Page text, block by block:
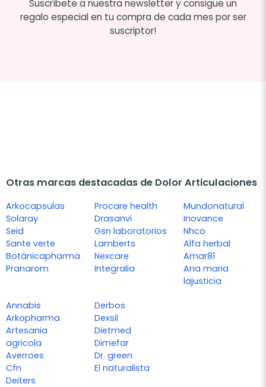
Suscríbete a nuestra newsletter y consigue un
regalo especial en tu compra de cada mes por ser
suscriptor!
Otras marcas destacadas de Dolor Articulaciones
Arkocapsulas
Solaray
Seid
Sante verte
Botánicapharma
Pranarom
Procare health
Drasanvi
Gsn laboratorios
Lamberts
Nexcare
Integralia
Mundonatural
Inovance
Nhco
Alfa herbal
Amar81
Ana maria
lajusticia
Annabis
Arkopharma
Artesania
agricola
Averroes
Cfn
Deiters
Derbos
Dexsil
Dietmed
Dimefar
Dr. green
El naturalista